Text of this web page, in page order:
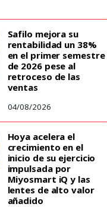
Safilo mejora su
rentabilidad un 38%
en el primer semestre
de 2026 pese al
retroceso de las
ventas
04/08/2026
Hoya acelera el
crecimiento en el
inicio de su ejercicio
impulsada por
Miyosmart iQ y las
lentes de alto valor
añadido